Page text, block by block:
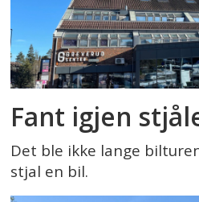
Fant igjen
Det ble ikke lange
stjal en bil.